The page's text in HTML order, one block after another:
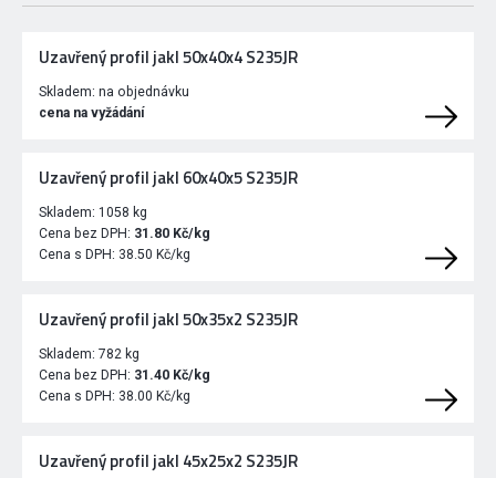
Uzavřený profil jakl 50x40x4 S235JR
Skladem: na objednávku
cena na vyžádání
Uzavřený profil jakl 60x40x5 S235JR
Skladem: 1058 kg
Cena bez DPH: 31.80 Kč/kg
Cena s DPH: 38.50 Kč/kg
Uzavřený profil jakl 50x35x2 S235JR
Skladem: 782 kg
Cena bez DPH: 31.40 Kč/kg
Cena s DPH: 38.00 Kč/kg
Uzavřený profil jakl 45x25x2 S235JR